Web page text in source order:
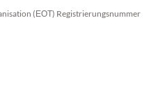
(ΕΟΤ) Registrierungsnummer